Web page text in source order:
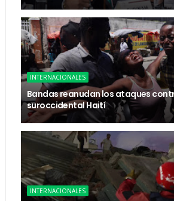
INTERNACIONALES
Bandas reanudan los ataques
suroccidental Haití
INTERNACIONALES